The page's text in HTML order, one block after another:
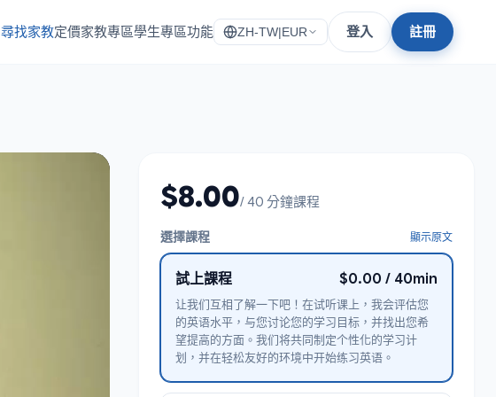
尋找家教定價家教專區學生專區功能 ZH-TW|EUR 登入 註冊
$8.00/ 40 分鐘課程
選擇課程 顯示原文
試上課程 $0.00 / 40min
让我们互相了解一下吧！在试听课上，我会评估您
的英语水平，与您讨论您的学习目标，并找出您希
望提高的方面。我们将共同制定个性化的学习计
划，并在轻松友好的环境中开始练习英语。